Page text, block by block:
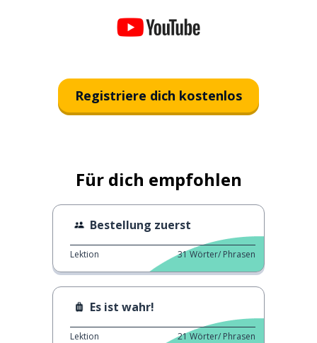
Registriere dich kostenlos
Für dich empfohlen
Bestellung zuerst
Lektion 31Wörter/ Phrasen
Es ist wahr!
Lektion 21Wörter/ Phrasen